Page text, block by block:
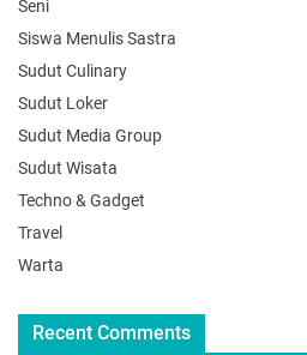
Seni
Siswa Menulis Sastra
Sudut Culinary
Sudut Loker
Sudut Media Group
Sudut Wisata
Techno & Gadget
Travel
Warta
Recent Comments